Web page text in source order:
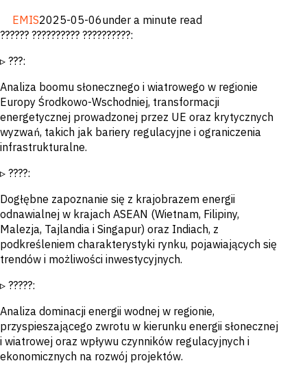
Banki inwestycyjne
i komercyjne
Strona kupująca
Usługi
Rząd
Akademia
CHALLENGE
Identyfikuj trendy
Strategiczne
branżowe
Ulepsz strategię
portfela
Wzmocnij decyzje
kredytowe
Pozyskiwanie okazji
M&A &
kredytowych
Przyspiesz badania
wykrywanie
możliwości na
rynkach
wschodzących
EMIS2025-05-06under a minute read
?????? ?????????? ??????????:
▹ ???:
Analiza boomu słonecznego i wiatrowego w regionie
Europy Środkowo-Wschodniej, transformacji
energetycznej prowadzonej przez UE oraz krytycznych
wyzwań, takich jak bariery regulacyjne i ograniczenia
infrastrukturalne.
▹ ????:
Dogłębne zapoznanie się z krajobrazem energii
odnawialnej w krajach ASEAN (Wietnam, Filipiny,
Malezja, Tajlandia i Singapur) oraz Indiach, z
podkreśleniem charakterystyki rynku, pojawiających się
trendów i możliwości inwestycyjnych.
▹ ?????:
Analiza dominacji energii wodnej w regionie,
przyspieszającego zwrotu w kierunku energii słonecznej
i wiatrowej oraz wpływu czynników regulacyjnych i
ekonomicznych na rozwój projektów.